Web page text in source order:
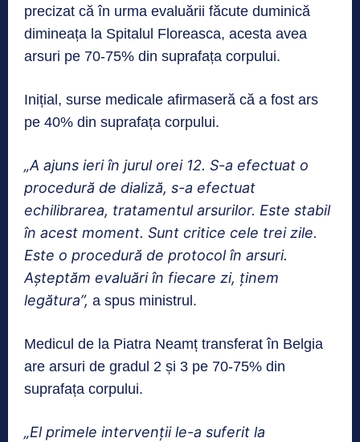
precizat că în urma evaluării făcute duminică
dimineața la Spitalul Floreasca, acesta avea
arsuri pe 70-75% din suprafața corpului.
Inițial, surse medicale afirmaseră că a fost ars
pe 40% din suprafața corpului.
„A ajuns ieri în jurul orei 12. S-a efectuat o
procedură de dializă, s-a efectuat
echilibrarea, tratamentul arsurilor. Este stabil
în acest moment. Sunt critice cele trei zile.
Este o procedură de protocol în arsuri.
Așteptăm evaluări în fiecare zi, ținem
legătura”, a spus ministrul.
Medicul de la Piatra Neamț transferat în Belgia
are arsuri de gradul 2 și 3 pe 70-75% din
suprafața corpului.
„El primele intervenții le-a suferit la